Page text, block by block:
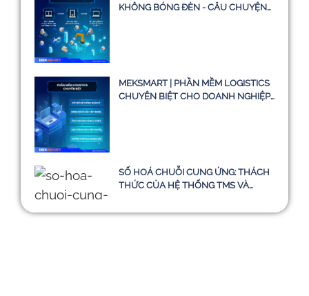
KHÔNG BÓNG ĐÈN - CÂU CHUYỆN
MEKSMART | PHẦN MỀM LOGISTICS
CHUYÊN BIỆT CHO DOANH NGHIỆP
SỐ HOÁ CHUỖI CUNG ỨNG: THÁCH
THỨC CỦA HỆ THỐNG TMS VÀ
2030